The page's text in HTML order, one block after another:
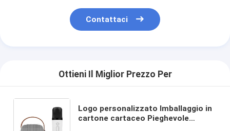
Contattaci
Ottieni Il Miglior Prezzo Per
Logo personalizzato Imballaggio in
cartone cartaceo Pieghevole